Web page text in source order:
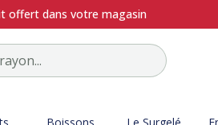
offert dans votre magasin